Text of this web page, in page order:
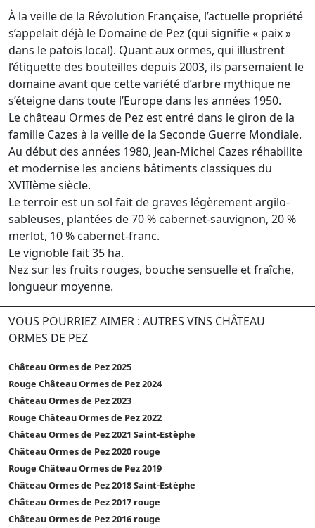
À la veille de la Révolution Française, l’actuelle propriété
s’appelait déjà le Domaine de Pez (qui signifie « paix »
dans le patois local). Quant aux ormes, qui illustrent
l’étiquette des bouteilles depuis 2003, ils parsemaient le
domaine avant que cette variété d’arbre mythique ne
s’éteigne dans toute l’Europe dans les années 1950.
Le château Ormes de Pez est entré dans le giron de la
famille Cazes à la veille de la Seconde Guerre Mondiale.
Au début des années 1980, Jean-Michel Cazes réhabilite
et modernise les anciens bâtiments classiques du
XVIIIème siècle.
Le terroir est un sol fait de graves légèrement argilo-
sableuses, plantées de 70 % cabernet-sauvignon, 20 %
merlot, 10 % cabernet-franc.
Le vignoble fait 35 ha.
Nez sur les fruits rouges, bouche sensuelle et fraîche,
longueur moyenne.
VOUS POURRIEZ AIMER : AUTRES VINS CHÂTEAU
ORMES DE PEZ
Château Ormes de Pez 2025
Rouge Château Ormes de Pez 2024
Château Ormes de Pez 2023
Rouge Château Ormes de Pez 2022
Château Ormes de Pez 2021 Saint-Estèphe
Château Ormes de Pez 2020 rouge
Rouge Château Ormes de Pez 2019
Château Ormes de Pez 2018 Saint-Estèphe
Château Ormes de Pez 2017 rouge
Château Ormes de Pez 2016 rouge